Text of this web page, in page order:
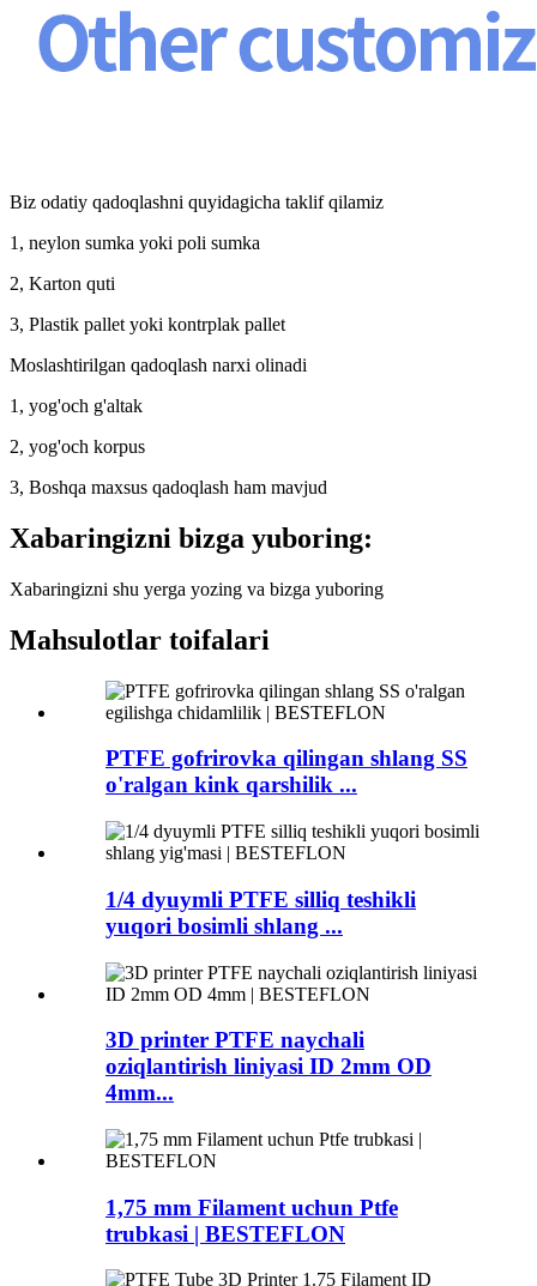
Biz odatiy qadoqlashni quyidagicha taklif qilamiz
1, neylon sumka yoki poli sumka
2, Karton quti
3, Plastik pallet yoki kontrplak pallet
Moslashtirilgan qadoqlash narxi olinadi
1, yog'och g'altak
2, yog'och korpus
3, Boshqa maxsus qadoqlash ham mavjud
Xabaringizni bizga yuboring:
Xabaringizni shu yerga yozing va bizga yuboring
Mahsulotlar toifalari
PTFE gofrirovka qilingan shlang SS
o'ralgan kink qarshilik ...
1/4 dyuymli PTFE silliq teshikli
yuqori bosimli shlang ...
3D printer PTFE naychali
oziqlantirish liniyasi ID 2mm OD
4mm...
1,75 mm Filament uchun Ptfe
trubkasi | BESTEFLON